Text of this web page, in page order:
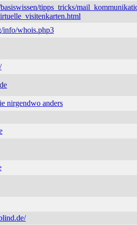
tipps_tricks/
info/whois.php3
nirgendwo anders